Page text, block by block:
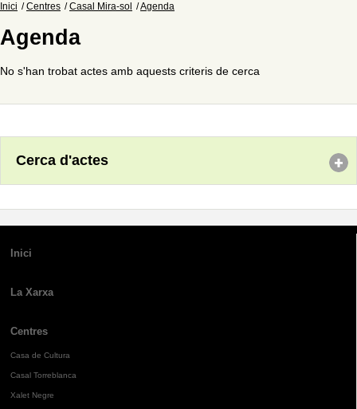
Inici Centres Casal Mira-sol Agenda
Agenda
No s'han trobat actes amb aquests criteris de cerca
Cerca d'actes
Inici
La Xarxa
Centres
Casa de Cultura
Casal Torreblanca
Xalet Negre